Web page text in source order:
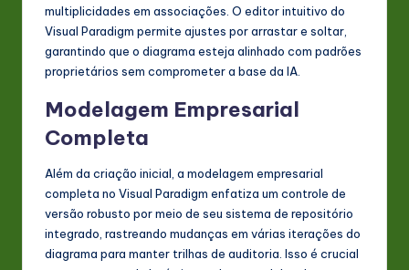
multiplicidades em associações. O editor intuitivo do
Visual Paradigm permite ajustes por arrastar e soltar,
garantindo que o diagrama esteja alinhado com padrões
proprietários sem comprometer a base da IA.
Modelagem Empresarial
Completa
Além da criação inicial, a modelagem empresarial
completa no Visual Paradigm enfatiza um controle de
versão robusto por meio de seu sistema de repositório
integrado, rastreando mudanças em várias iterações do
diagrama para manter trilhas de auditoria. Isso é crucial